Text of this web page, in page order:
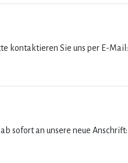
kontaktieren Sie uns per E-Mail:
sofort an unsere neue Anschrift: